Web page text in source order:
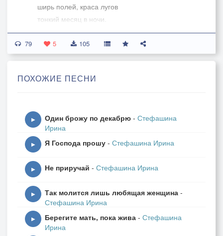
ширь полей, краса лугов
тонкий месяц в ночи.
Новый день опять принес
шепот трав и бисер рос,
солнца свет и лучи
Припев:
Головой к дубам прильну
и скажу: Я люблю одну,
мне милее вовек не сыскать
Я тобою лишь дышу
и к тебе одной спешу
из неведомых краев
79 5 105
ПОХОЖИЕ ПЕСНИ
▶ Один брожу по декабрю - Стефашина
Ирина
▶ Я Господа прошу - Стефашина Ирина
▶ Не приручай - Стефашина Ирина
▶ Так молится лишь любящая женщина -
Стефашина Ирина
▶ Берегите мать, пока жива - Стефашина
Ирина